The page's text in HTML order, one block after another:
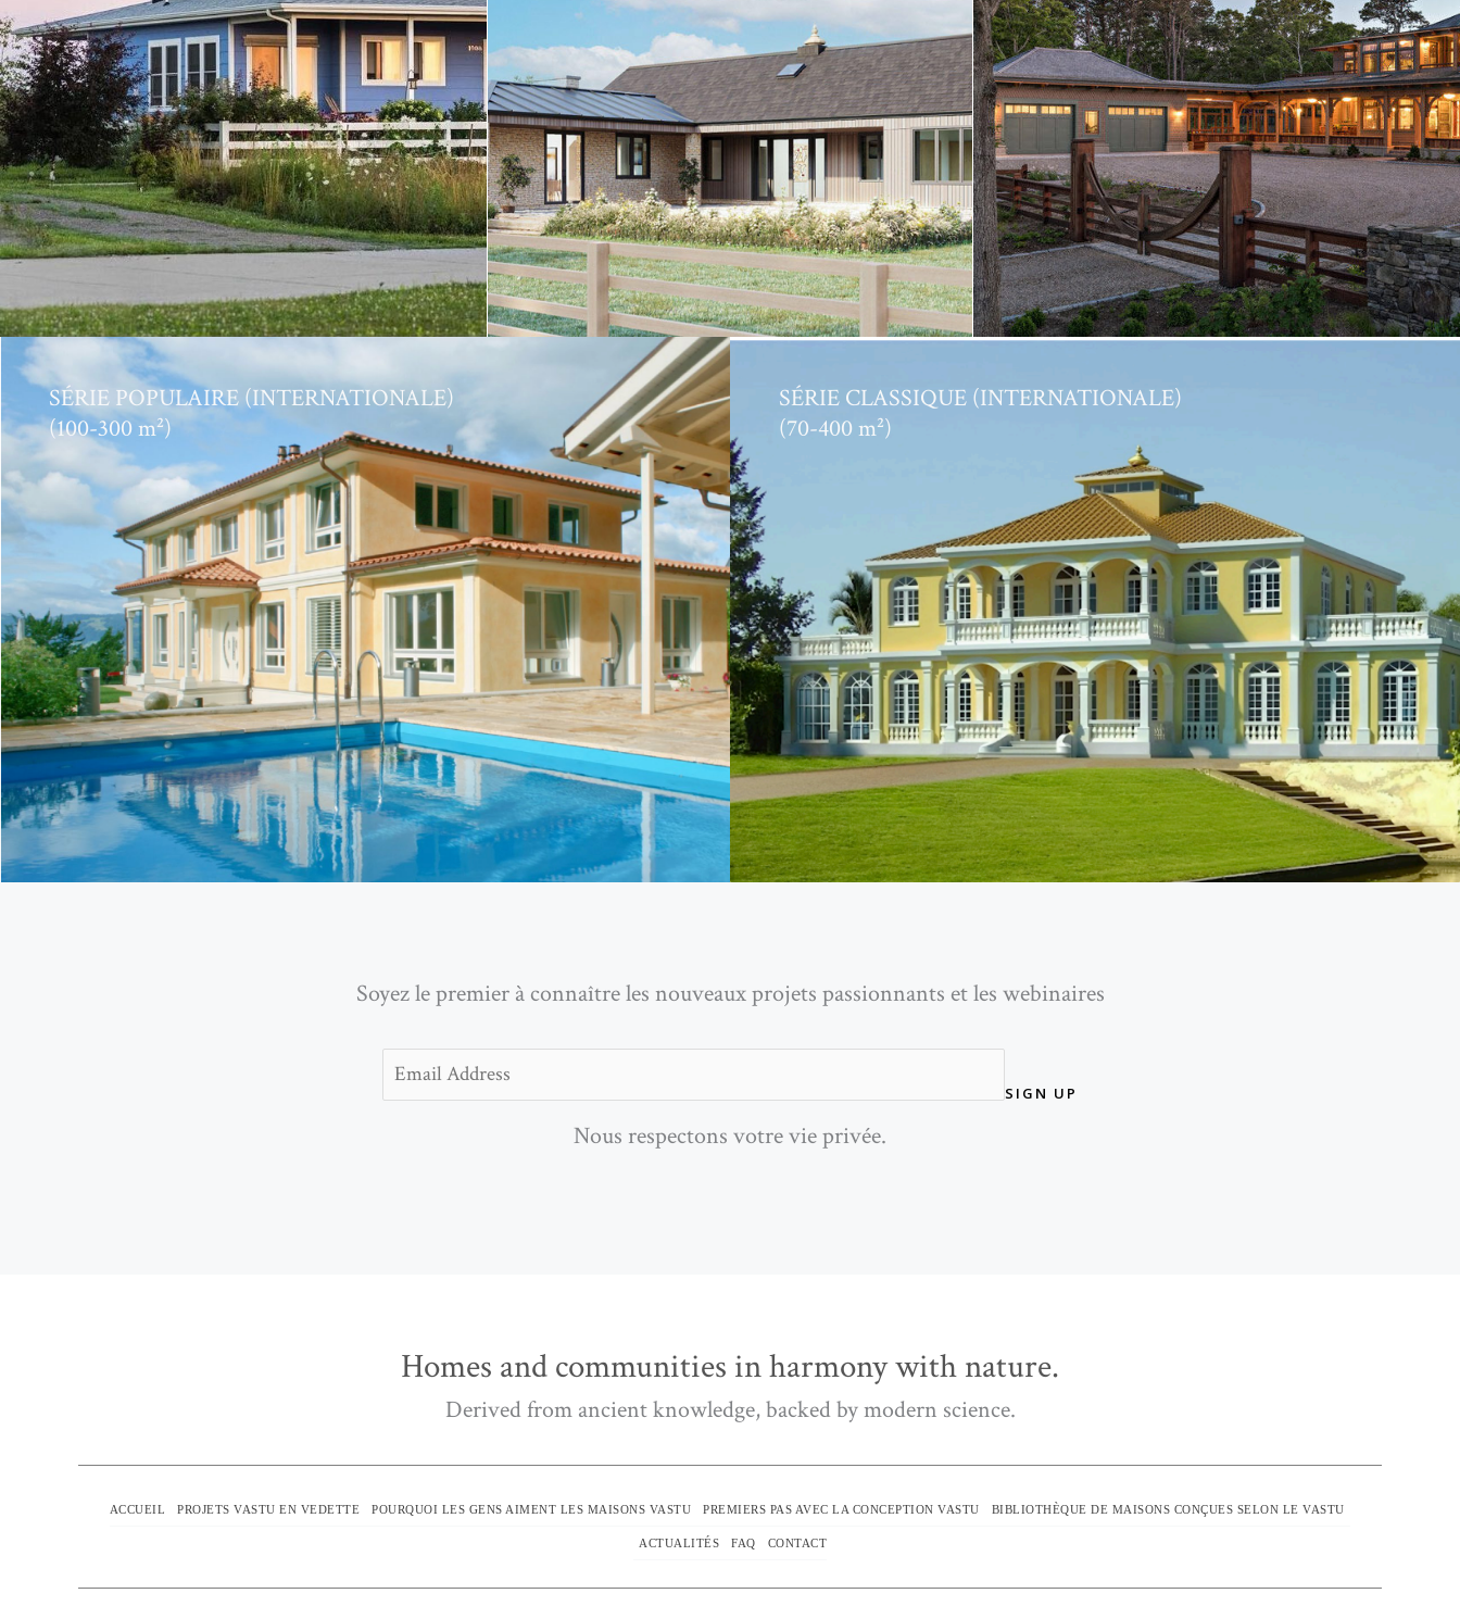
SÉRIE POPULAIRE (INTERNATIONALE)
(100-300 m²)
SÉRIE CLASSIQUE (INTERNATIONALE)
(70-400 m²)
Soyez le premier à connaître les nouveaux projets passionnants et les webinaires
Email
SIGN UP
Nous respectons votre vie privée.
Homes and communities in harmony with nature.
Derived from ancient knowledge, backed by modern science.
ACCUEIL PROJETS VASTU EN VEDETTE POURQUOI LES GENS AIMENT LES MAISONS VASTU PREMIERS PAS AVEC LA CONCEPTION VASTU BIBLIOTHÈQUE DE MAISONS CONÇUES SELON LE VASTU
ACTUALITÉS FAQ CONTACT